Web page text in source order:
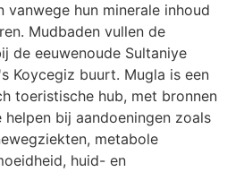
hun minerale inhoud
Mudbaden vullen de
de eeuwenoude Sultaniye
Koycegiz buurt. Mugla is een
toeristische hub, met bronnen
bij aandoeningen zoals
metabole
huid- en